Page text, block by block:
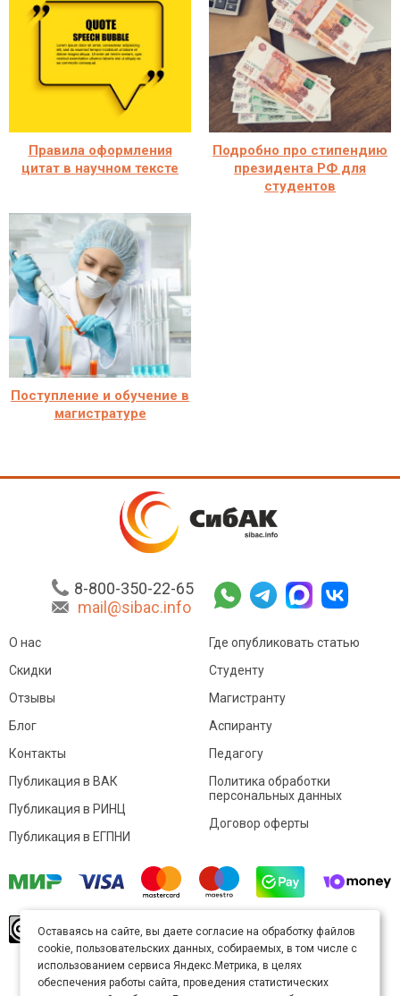
Правила оформления
цитат в научном тексте
Подробно про стипендию
президента РФ для
студентов
Поступление и обучение в
магистратуре
8-800-350-22-65
mail@sibac.info
О нас
Скидки
Отзывы
Блог
Контакты
Где опубликовать статью
Студенту
Магистранту
Аспиранту
Педагогу
Публикация в ВАК
Публикация в РИНЦ
Публикация в ЕГПНИ
Политика обработки
персональных данных
Договор оферты
произведение доступно полицензии Creative
Commons «Attribution» («Атрибуция») 4.0
Непортированная.
Карта сайта
Оставаясь на сайте, вы даете согласие на обработку файлов
cookie, пользовательских данных, собираемых, в том числе с
использованием сервиса Яндекс.Метрика, в целях
обеспечения работы сайта, проведения статистических